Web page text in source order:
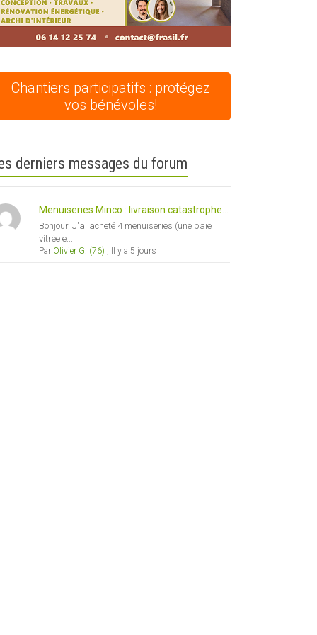
Chantiers participatifs : protégez
vos bénévoles!
derniers messages du forum
Menuiseries Minco : livraison catastrophe...
Bonjour, J'ai acheté 4 menuiseries (une baie
vitrée e...
Par Olivier G. (76) Il y a 5 jours